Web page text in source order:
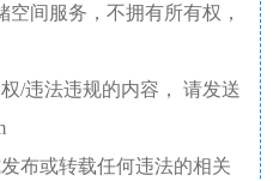
间服务，不拥有所有权，
/违法违规的内容， 请发送
布或转载任何违法的相关